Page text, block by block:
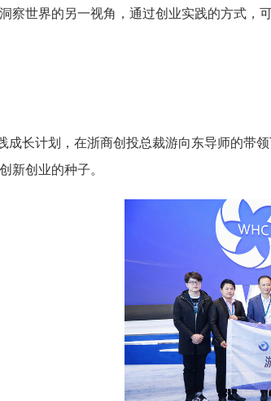
察世界的另一视角，通过创业实践的方式
长计划，在浙商创投总裁游向东导师的
新创业的种子。